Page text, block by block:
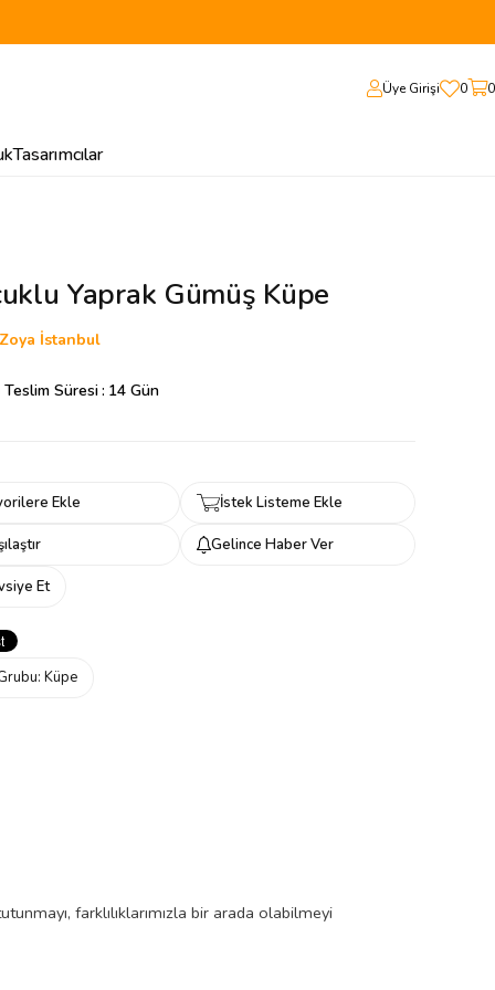
Üye Girişi 0 0
Tasarımcılar
Yaprak Gümüş Küpe
Zoya İstanbul
Teslim Süresi: 14 Gün
Ekle İstek Listeme Ekle
Gelince Haber Ver
Et
Küpe
farklılıklarımızla bir arada olabilmeyi